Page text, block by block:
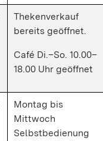
Thekenverkauf
bereits geöffnet.
Café Di.–So. 10.00–
18.00 Uhr geöffnet
Montag bis
Mittwoch
Selbstbedienung